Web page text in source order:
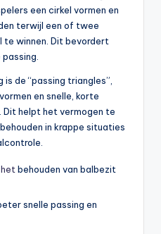
een cirkel vormen en
terwijl een of twee
te winnen. Dit bevordert
passing.
de “passing triangles”,
en snelle, korte
Dit helpt het vermogen te
in krappe situaties
behouden van balbezit
snelle passing en